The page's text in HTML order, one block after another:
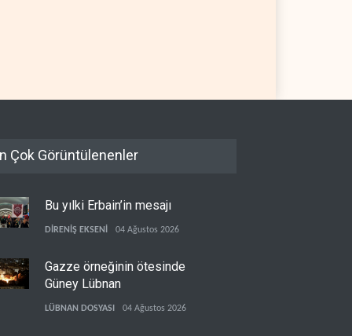
Çok Görüntülenenler
Bu yılki Erbain’in mesajı
DİRENİŞ EKSENİ 04 Ağustos 2026
Gazze örneğinin ötesinde
Güney Lübnan
LÜBNAN DOSYASI 04 Ağustos 2026